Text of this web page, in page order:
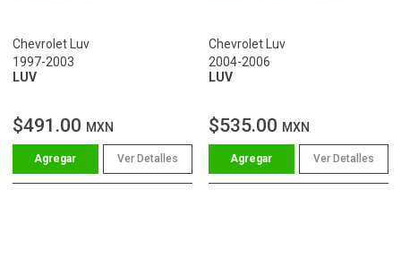
Chevrolet Luv
1997-2003
LUV
$491.00 MXN
Ver Detalles
Chevrolet Luv
2004-2006
LUV
$535.00 MXN
Ver Detalles